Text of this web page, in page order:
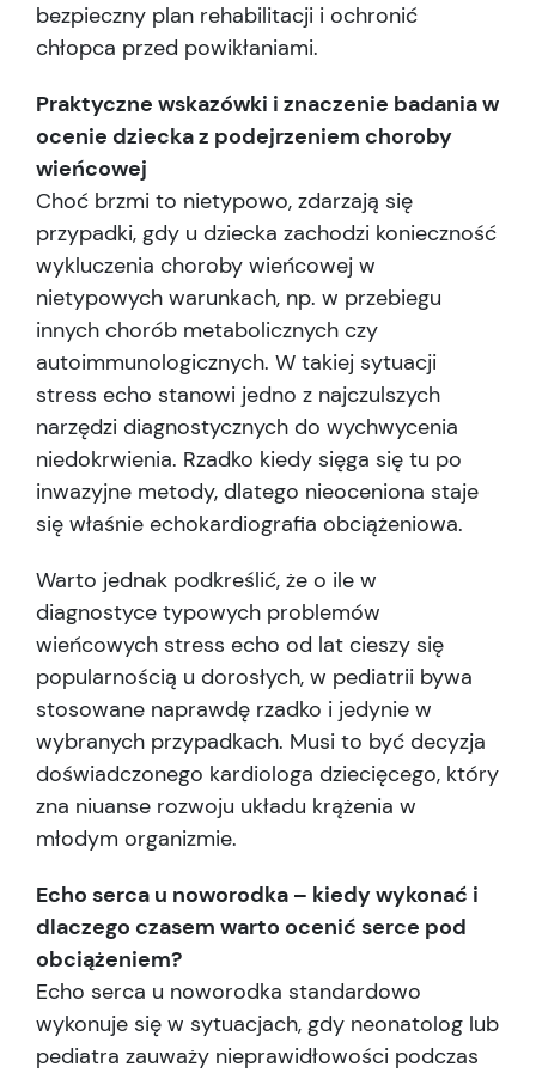
bezpieczny plan rehabilitacji i ochronić
chłopca przed powikłaniami.
Praktyczne wskazówki i znaczenie badania w
ocenie dziecka z podejrzeniem choroby
wieńcowej
Choć brzmi to nietypowo, zdarzają się
przypadki, gdy u dziecka zachodzi konieczność
wykluczenia choroby wieńcowej w
nietypowych warunkach, np. w przebiegu
innych chorób metabolicznych czy
autoimmunologicznych. W takiej sytuacji
stress echo stanowi jedno z najczulszych
narzędzi diagnostycznych do wychwycenia
niedokrwienia. Rzadko kiedy sięga się tu po
inwazyjne metody, dlatego nieoceniona staje
się właśnie echokardiografia obciążeniowa.
Warto jednak podkreślić, że o ile w
diagnostyce typowych problemów
wieńcowych stress echo od lat cieszy się
popularnością u dorosłych, w pediatrii bywa
stosowane naprawdę rzadko i jedynie w
wybranych przypadkach. Musi to być decyzja
doświadczonego kardiologa dziecięcego, który
zna niuanse rozwoju układu krążenia w
młodym organizmie.
Echo serca u noworodka – kiedy wykonać i
dlaczego czasem warto ocenić serce pod
obciążeniem?
Echo serca u noworodka standardowo
wykonuje się w sytuacjach, gdy neonatolog lub
pediatra zauważy nieprawidłowości podczas